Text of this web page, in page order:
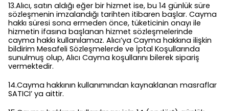
13.Alıcı, satın aldığı eğer bir hizmet ise, bu 14 günlük süre
sözleşmenin imzalandığı tarihten itibaren başlar. Cayma
hakkı süresi sona ermeden önce, tüketicinin onayı ile
hizmetin ifasına başlanan hizmet sözleşmelerinde
cayma hakkı kullanılamaz. Alıcı’ya Cayma hakkına ilişkin
bildirim Mesafeli Sözleşmelerde ve İptal Koşullarında
sunulmuş olup, Alıcı Cayma koşullarını bilerek sipariş
vermektedir.
14.Cayma hakkının kullanımından kaynaklanan masraflar
SATICI’ ya aittir.